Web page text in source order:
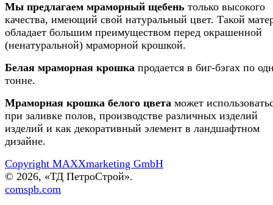
Мы предлагаем мраморный щебень только высокого
качества, имеющий свой натуральный цвет. Такой
обладает большим преимуществом перед окрашенной
(ненатуральной) мраморной крошкой.
Белая мраморная крошка продается в биг-бэгах по
тонне.
Мраморная крошка белого цвета может
при заливке полов, производстве различных изделий
изделий и как декоративный элемент в ландшафтном
дизайне.
Copyright MAXXmarketing GmbH
© 2026, «ТД ПетроСтрой».
comspb.com